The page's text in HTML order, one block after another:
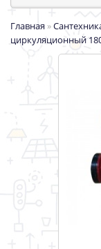
Главная »
циркуляционный